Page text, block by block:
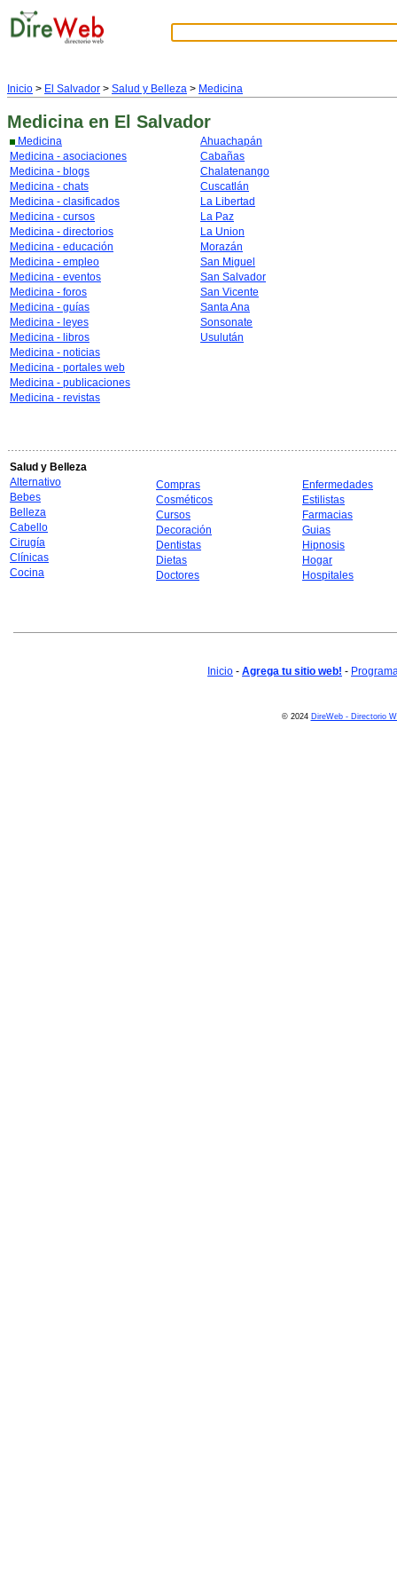
Inicio > El Salvador > Salud y Belleza > Medicina
Medicina en El Salvador
Medicina
Medicina - asociaciones
Medicina - blogs
Medicina - chats
Medicina - clasificados
Medicina - cursos
Medicina - directorios
Medicina - educación
Medicina - empleo
Medicina - eventos
Medicina - foros
Medicina - guías
Medicina - leyes
Medicina - libros
Medicina - noticias
Medicina - portales web
Medicina - publicaciones
Medicina - revistas
Ahuachapán
Cabañas
Chalatenango
Cuscatlán
La Libertad
La Paz
La Union
Morazán
San Miguel
San Salvador
San Vicente
Santa Ana
Sonsonate
Usulután
Salud y Belleza
Alternativo
Bebes
Belleza
Cabello
Cirugía
Clínicas
Cocina
Compras
Cosméticos
Cursos
Decoración
Dentistas
Dietas
Doctores
Enfermedades
Estilistas
Farmacias
Guias
Hipnosis
Hogar
Hospitales
Inicio - Agrega tu sitio web! -
© 2024 DireWeb - Directorio